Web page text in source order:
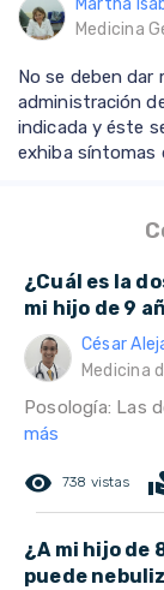
Martha
Medicina
No se deben dar
administración
indicada y éste
exhiba síntomas
¿Cuál es la
mi hijo de 9
César
Medicina
Posología: Las
más
remove_red_eye 738 vistas
¿A mi hijo de
puede